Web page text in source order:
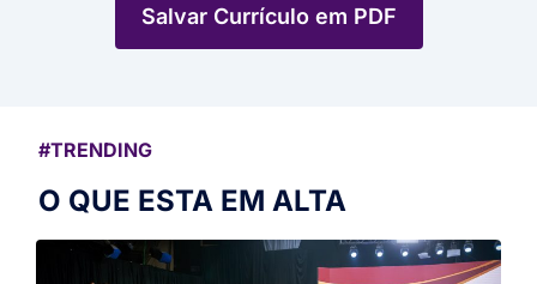
Salvar Currículo em PDF
#TRENDING
O QUE ESTA EM ALTA